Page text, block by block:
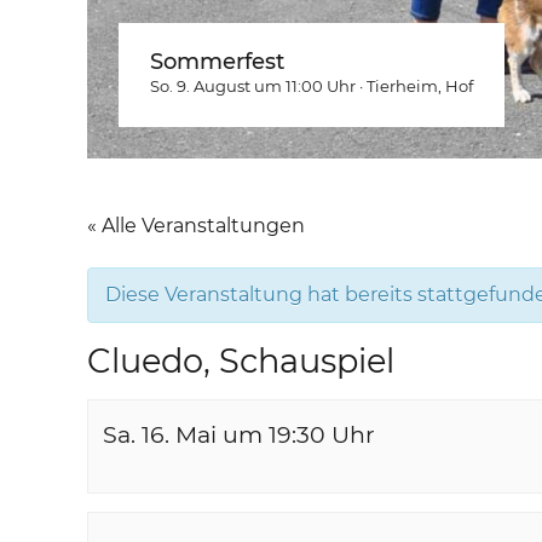
Sommerfest
So. 9. August um 11:00 Uhr ·Tierheim , Hof
« Alle Veranstaltungen
Diese Veranstaltung hat bereits
Cluedo, Schauspiel
Sa. 16. Mai um 19:30 Uhr